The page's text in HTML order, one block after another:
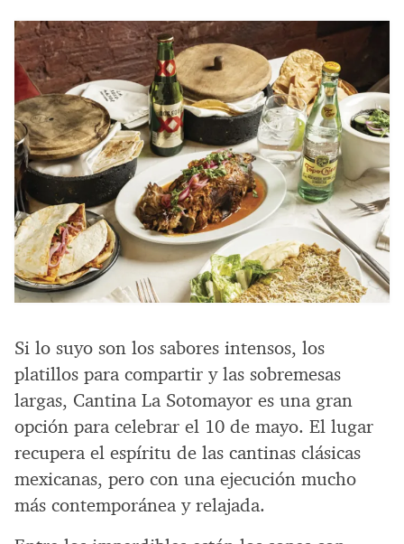
Si lo suyo son los sabores intensos, los
platillos para compartir y las sobremesas
largas, Cantina La Sotomayor es una gran
opción para celebrar el 10 de mayo. El lugar
recupera el espíritu de las cantinas clásicas
mexicanas, pero con una ejecución mucho
más contemporánea y relajada.